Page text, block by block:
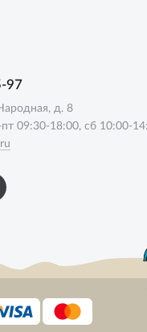
97
д. 8
09:30-18:00, сб 10:00-